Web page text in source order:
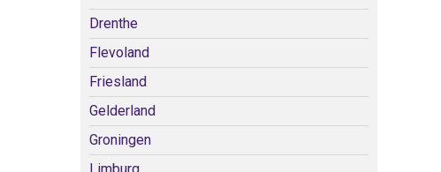
Drenthe
Flevoland
Friesland
Gelderland
Groningen